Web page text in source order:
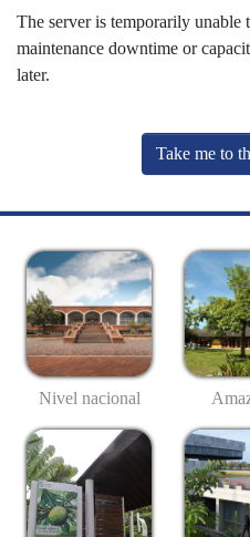
The server is temporarily unable
maintenance downtime or
later.
Take me to
Nivel nacional